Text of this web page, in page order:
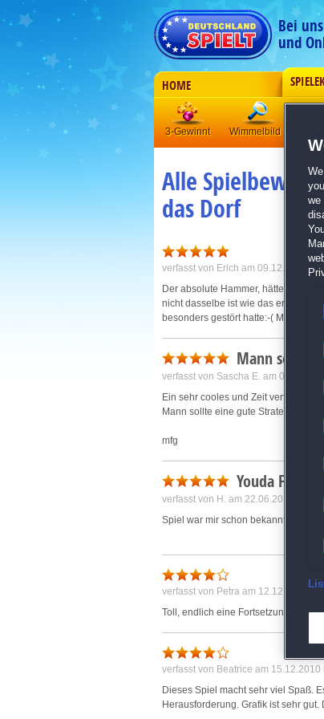
Bei
und
HOME
3-Gewinnt Wimmelbild
Alle
das Dorf
verfasst von Erich am 09.12.2010
Der absolute Hammer, hätte mir
nicht dasselbe ist wie das erste nur
besonders gestört hatte:-( Macht
Mann sollte
verfasst von Sascha E. am
Ein sehr cooles und Zeit vertreiber
Mann sollte eine gute Strategie haben!
mfg
Youda Farmer 2
verfasst von H. am 22.06.2017 um
Spiel war mir schon bekannt. Es ist
verfasst von Petra am 12.12.2010 um
Toll, endlich eine Fortsetzung. Es
verfasst von Beatrice am 15.12.2010
Dieses Spiel macht sehr viel Spaß.
Herausforderung. Grafik ist sehr
we